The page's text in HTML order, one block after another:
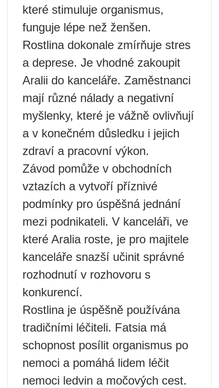
které stimuluje organismus,
funguje lépe než ženšen.
Rostlina dokonale zmírňuje stres
a deprese. Je vhodné zakoupit
Aralii do kanceláře. Zaměstnanci
mají různé nálady a negativní
myšlenky, které je vážně ovlivňují
a v konečném důsledku i jejich
zdraví a pracovní výkon.
Závod pomůže v obchodních
vztazích a vytvoří příznivé
podmínky pro úspěšná jednání
mezi podnikateli. V kanceláři, ve
které Aralia roste, je pro majitele
kanceláře snazší učinit správné
rozhodnutí v rozhovoru s
konkurencí.
Rostlina je úspěšně používána
tradičními léčiteli. Fatsia má
schopnost posílit organismus po
nemoci a pomáhá lidem léčit
nemoci ledvin a močových cest.